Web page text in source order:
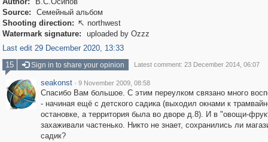
Source:
Семейный альбом
Shooting direction:  northwest
Watermark signature:
uploaded by Ozzz
Last edit 29 December 2020, 13:33
15
Sign in to share your opinion Latest comment: 23 December 2014, 06:07
seakonst · 9 November 2009, 08:58
Спасибо Вам большое. С этим переулком связано много
- начиная ещё с детского садика (выходил окнами к
остановке, а территория была во дворе д.8). И в "овощи-
захаживали частенько. Никто не знает, сохранились ли
садик?